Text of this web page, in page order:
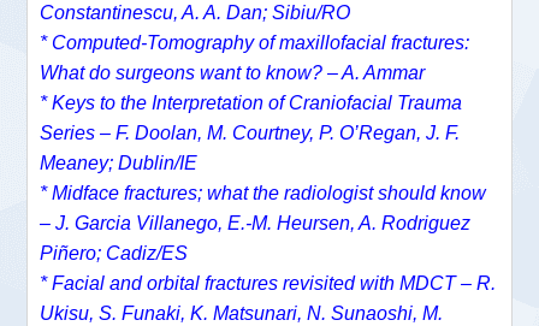
Constantinescu, A. A. Dan; Sibiu/RO
* Computed-Tomography of maxillofacial fractures:
What do surgeons want to know? – A. Ammar
* Keys to the Interpretation of Craniofacial Trauma
Series – F. Doolan, M. Courtney, P. O’Regan, J. F.
Meaney; Dublin/IE
* Midface fractures; what the radiologist should know
– J. Garcia Villanego, E.-M. Heursen, A. Rodriguez
Piñero; Cadiz/ES
* Facial and orbital fractures revisited with MDCT – R.
Ukisu, S. Funaki, K. Matsunari, N. Sunaoshi, M.